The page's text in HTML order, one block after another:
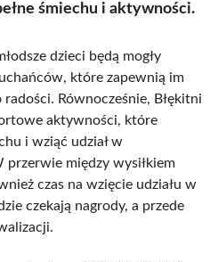
śmiechu i aktywności.
dzieci będą mogły
które zapewnią im
Równocześnie, Błękitni
aktywności, które
i wziąć udział w
przerwie między wysiłkiem
czas na wzięcie udziału w
czekają nagrody, a przede